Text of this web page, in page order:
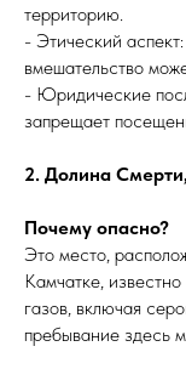
территорию.
- Этический
вмешательство
- Юридические
запрещает
2. Долина
Почему опасно?
Это место,
Камчатке,
газов, включая
пребывание здесь